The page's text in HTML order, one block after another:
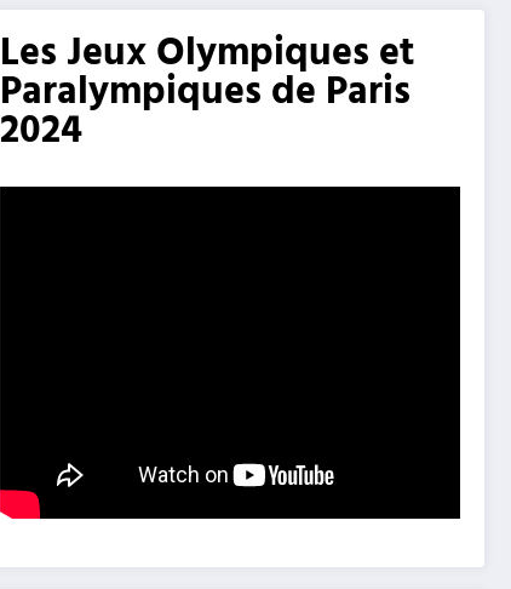
Les Jeux Olympiques et
Paralympiques de Paris
2024